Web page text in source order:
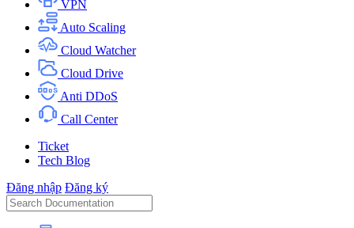
VPN
Auto Scaling
Cloud Watcher
Cloud Drive
Anti DDoS
Call Center
Ticket
Tech Blog
Đăng nhập Đăng ký